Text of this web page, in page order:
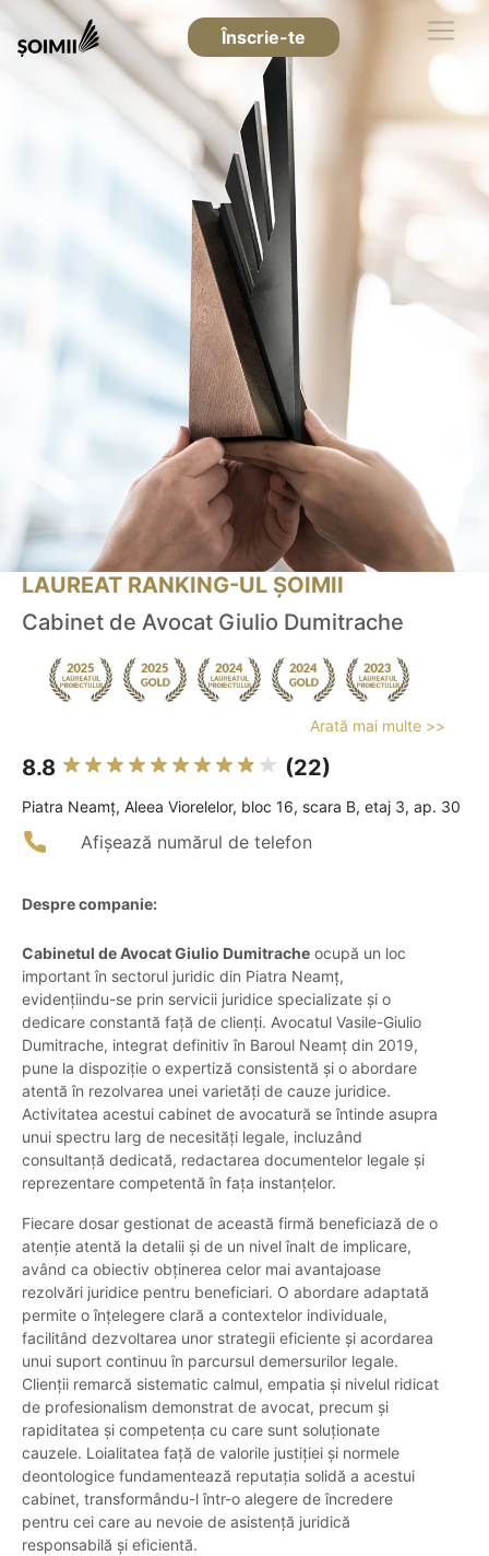
Înscrie-te
LAUREAT RANKING-UL ȘOIMII
Cabinet de Avocat Giulio Dumitrache
Arată mai multe >>
8.8 (22)
Piatra Neamţ, Aleea Viorelelor, bloc 16, scara B, etaj 3, ap. 30
Afișează numărul de telefon
Despre companie:
Cabinetul de Avocat Giulio Dumitrache ocupă un loc
important în sectorul juridic din Piatra Neamț,
evidențiindu-se prin servicii juridice specializate și o
dedicare constantă față de clienți. Avocatul Vasile-Giulio
Dumitrache, integrat definitiv în Baroul Neamț din 2019,
pune la dispoziție o expertiză consistentă și o abordare
atentă în rezolvarea unei varietăți de cauze juridice.
Activitatea acestui cabinet de avocatură se întinde asupra
unui spectru larg de necesități legale, incluzând
consultanță dedicată, redactarea documentelor legale și
reprezentare competentă în fața instanțelor.
Fiecare dosar gestionat de această firmă beneficiază de o
atenție atentă la detalii și de un nivel înalt de implicare,
având ca obiectiv obținerea celor mai avantajoase
rezolvări juridice pentru beneficiari. O abordare adaptată
permite o înțelegere clară a contextelor individuale,
facilitând dezvoltarea unor strategii eficiente și acordarea
unui suport continuu în parcursul demersurilor legale.
Clienții remarcă sistematic calmul, empatia și nivelul ridicat
de profesionalism demonstrat de avocat, precum și
rapiditatea și competența cu care sunt soluționate
cauzele. Loialitatea față de valorile justiției și normele
deontologice fundamentează reputația solidă a acestui
cabinet, transformându-l într-o alegere de încredere
pentru cei care au nevoie de asistență juridică
responsabilă și eficientă.